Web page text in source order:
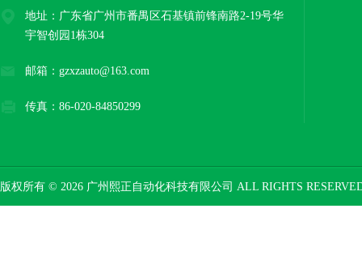
地址：广东省广州市番禺区石基镇前锋南路2-19号华
宇智创园1栋304
邮箱：gzxzauto@163.com
传真：86-020-84850299
版权所有 © 2026 广州熙正自动化科技有限公司 ALL RIGHTS